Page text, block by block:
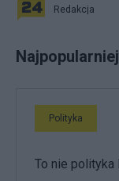
Redakcja
Polityka
To nie polityka